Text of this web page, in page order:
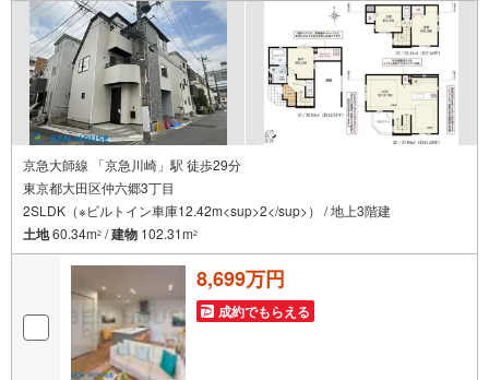
京急大師線 「京急川崎」駅 徒歩29分
東京都大田区仲六郷3丁目
2SLDK（※ビルトイン車庫12.42m<sup>2</sup>） / 地上3階建
土地60.34m2 /建物 102.31m2
8,699万円
成約でもらえる